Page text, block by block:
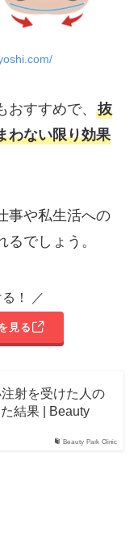
すすめで、
抜
わない限り効果
事や私生活への
でしょう。
！ ／
見る
Beauty Park Clinic
射を受けた人の
結果 | Beauty